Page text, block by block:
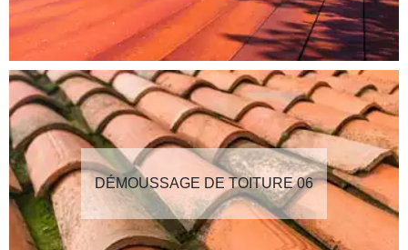
DÉMOUSSAGE DE TOITURE 06